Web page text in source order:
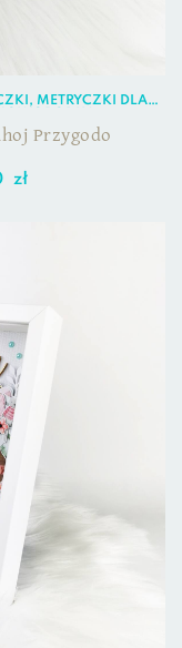
, METRYCZKI DLA
Przygodo
zł